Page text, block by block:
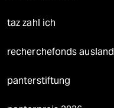
taz zahl ich
recherchefonds ausland
panterstiftung